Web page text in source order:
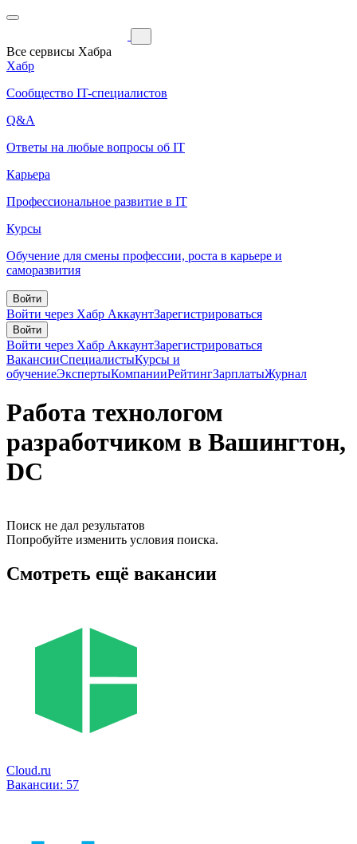
Все сервисы Хабра
Хабр
Сообщество IT-специалистов
Q&A
Ответы на любые вопросы об IT
Карьера
Профессиональное развитие в IT
Курсы
Обучение для смены профессии, роста в карьере и
саморазвития
Войти
Войти через Хабр АккаунтЗарегистрироваться
Войти
Войти через Хабр АккаунтЗарегистрироваться
ВакансииСпециалистыКурсы и
обучениеЭкспертыКомпанииРейтингЗарплатыЖурнал
Работа технологом
разработчиком в Вашингтон,
DC
Поиск не дал результатов
Попробуйте изменить условия поиска.
Смотреть ещё вакансии
Cloud.ru
Вакансии: 57